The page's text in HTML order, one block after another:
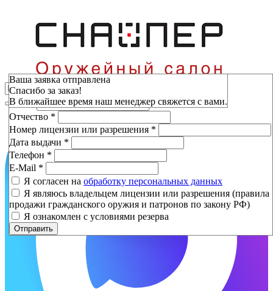
Зарезервировать
Фамилия*
Имя*
Отчество *
Номер лицензии или разрешения *
Дата выдачи *
Телефон *
E-Mail *
Я согласен на обработку персональных данных
Я являюсь владельцем лицензии или разрешения (правила
продажи гражданского оружия и патронов по закону РФ)
Я ознакомлен с условиями резерва
Отправить
Ваша заявка отправлена
Спасибо за заказ!
В ближайшее время наш менеджер свяжется с вами.